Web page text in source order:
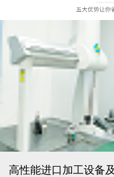
高性能进口加工设备